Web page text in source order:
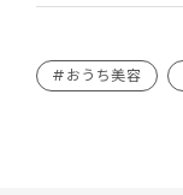
#おうち美容